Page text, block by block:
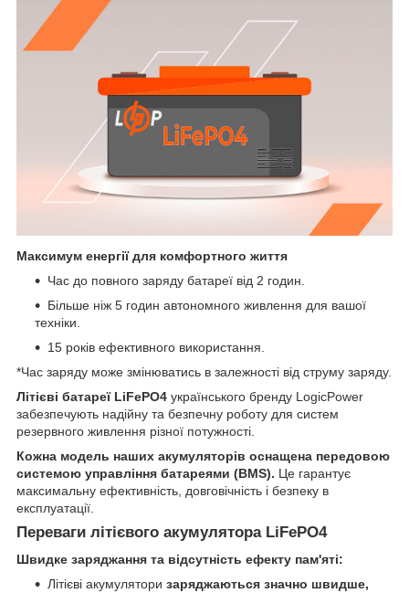
Максимум енергії для комфортного життя
Час до повного заряду батареї від 2 годин.
Більше ніж 5 годин автономного живлення для вашої
техніки.
15 років ефективного використання.
*Час заряду може змінюватись в залежності від струму заряду.
Літієві батареї LiFePO4 українського бренду LogicPower
забезпечують надійну та безпечну роботу для систем
резервного живлення різної потужності.
Кожна модель наших акумуляторів оснащена передовою
системою управління батареями (BMS). Це гарантує
максимальну ефективність, довговічність і безпеку в
експлуатації.
Переваги літієвого акумулятора LiFePO4
Швидке заряджання та відсутність ефекту пам'яті:
Літієві акумулятори заряджаються значно швидше,